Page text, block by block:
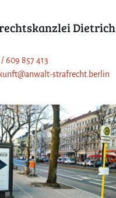
Dietrich
609 857 413
strafrecht.berlin